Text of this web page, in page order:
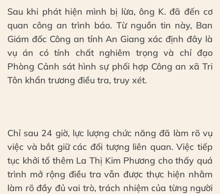
Sau khi phát hiện mình bị lừa, ông K. đã đến cơ
quan công an trình báo. Từ nguồn tin này, Ban
Giám đốc Công an tỉnh An Giang xác định đây là
vụ án có tính chất nghiêm trọng và chỉ đạo
Phòng Cảnh sát hình sự phối hợp Công an xã Tri
Tôn khẩn trương điều tra, truy xét.
Chỉ sau 24 giờ, lực lượng chức năng đã làm rõ vụ
việc và bắt giữ các đối tượng liên quan. Việc tiếp
tục khởi tố thêm La Thị Kim Phương cho thấy quá
trình mở rộng điều tra vẫn được thực hiện nhằm
làm rõ đầy đủ vai trò, trách nhiệm của từng người